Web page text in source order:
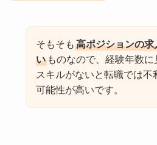
そもそも高ポジションの求
い ものなので、経験年数に
スキルがないと転職では不
可能性が高いです。